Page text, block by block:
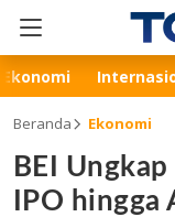
Ekonomi
Beranda Ekonomi
BEI
IPO